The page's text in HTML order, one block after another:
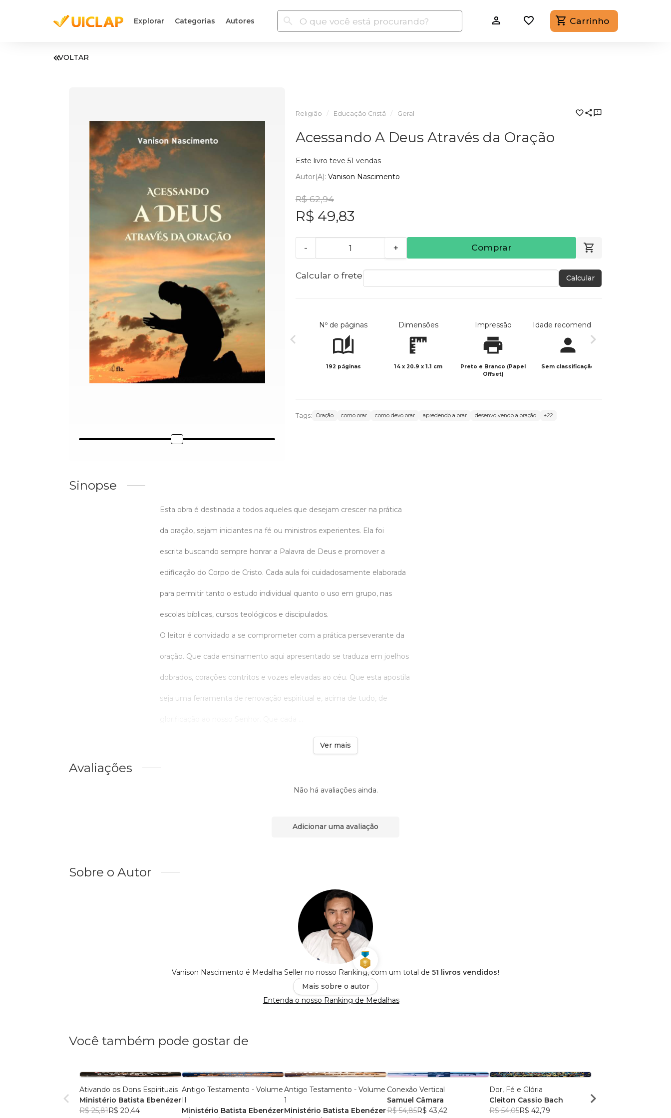
Explorar Categorias Autores Carrinho
VOLTAR
Religião Educação Cristã Geral
Acessando A Deus Através da Oração
Este livro teve 51 vendas
Autor(a): Vanison Nascimento
R$ 62,94
R$ 49,83
- + Comprar
Calcular o frete Calcular
Nº de páginas
192 páginas
Dimensões
14 x 20.9 x 1.1 cm
Impressão
Preto e Branco (Papel
Offset)
Idade recomendada
Sem classificação
Tags: Oração como orar como devo orar apredendo a orar desenvolvendo a oração +22
Sinopse
Esta obra é destinada a todos aqueles que desejam crescer na prática
da oração, sejam iniciantes na fé ou ministros experientes. Ela foi
escrita buscando sempre honrar a Palavra de Deus e promover a
edificação do Corpo de Cristo. Cada aula foi cuidadosamente elaborada
para permitir tanto o estudo individual quanto o uso em grupo, nas
escolas bíblicas, cursos teológicos e discipulados.
O leitor é convidado a se comprometer com a prática perseverante da
oração. Que cada ensinamento aqui apresentado se traduza em joelhos
dobrados, corações contritos e vozes elevadas ao céu. Que esta apostila
seja uma ferramenta de renovação espiritual e, acima de tudo, de
Ver mais
Avaliações
Não há avaliações ainda.
Adicionar uma avaliação
Sobre o Autor
Vanison Nascimento é Medalha Seller no nosso Ranking, com um total de 51 livros vendidos!
Mais sobre o autor
Entenda o nosso Ranking de Medalhas
Você também pode gostar de
Ativando os Dons Espirituais
Ministério Batista Ebenézer
R$ 25,81R$ 20,44
Antigo Testamento - Volume
II
Ministério Batista Ebenézer
Antigo Testamento - Volume
1
Ministério Batista Ebenézer
Conexão Vertical
Samuel Câmara
R$ 54,85R$ 43,42
Dor, Fé e Glória
Cleiton Cassio Bach
R$ 54,05R$ 42,79
Ministério Batista